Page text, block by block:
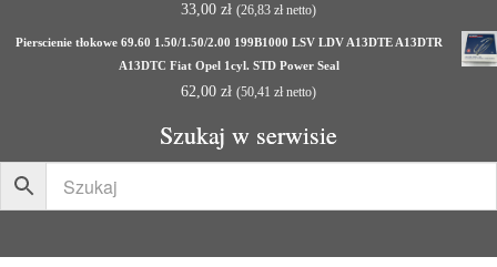
33,00 zł (26,83 zł netto)
Pierscienie tłokowe 69.60 1.50/1.50/2.00 199B1000 LSV LDV A13DTE A13DTR
A13DTC Fiat Opel 1cyl. STD Power Seal
62,00 zł (50,41 zł netto)
Szukaj w serwisie